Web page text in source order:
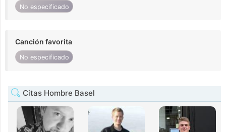
No especificado
Canción favorita
No especificado
Citas Hombre Basel